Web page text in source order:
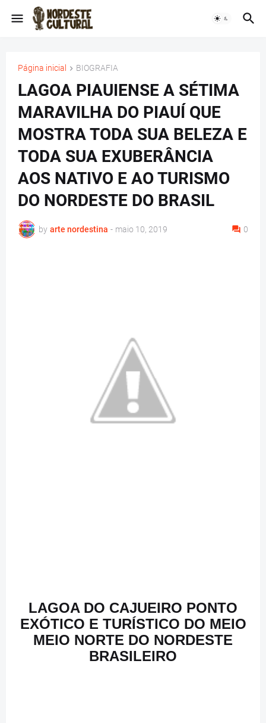
Página inicial BIOGRAFIA
LAGOA PIAUIENSE A SÉTIMA
MARAVILHA DO PIAUÍ QUE
MOSTRA TODA SUA BELEZA E
TODA SUA EXUBERÂNCIA
AOS NATIVO E AO TURISMO
DO NORDESTE DO BRASIL
by arte nordestina - maio 10, 2019 0
LAGOA DO CAJUEIRO PONTO
EXÓTICO E TURÍSTICO DO MEIO
MEIO NORTE DO NORDESTE
BRASILEIRO